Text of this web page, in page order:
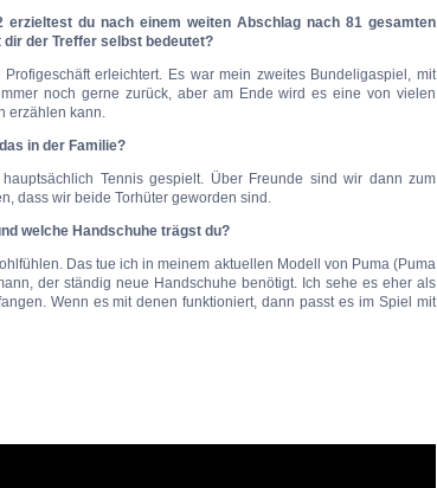
du nach einem weiten Abschlag nach 81 gesamten
dir der Treffer selbst bedeutet?
erleichtert. Es war mein zweites Bundeligaspiel, mit
noch gerne zurück, aber am Ende wird es eine von vielen
erzählen kann.
in der Familie?
Tennis gespielt. Über Freunde sind wir dann zum
dass wir beide Torhüter geworden sind.
welche Handschuhe trägst du?
Das tue ich in meinem aktuellen Modell von Puma (Puma
der ständig neue Handschuhe benötigt. Ich sehe es eher als
Wenn es mit denen funktioniert, dann passt es im Spiel mit